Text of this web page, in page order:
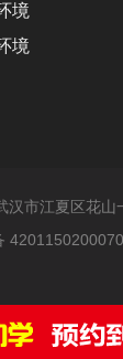
境
境
汉市江夏区花山